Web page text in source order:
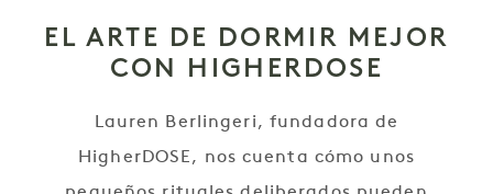
EL ARTE DE DORMIR MEJOR
CON HIGHERDOSE
Lauren Berlingeri, fundadora de
HigherDOSE, nos cuenta cómo unos